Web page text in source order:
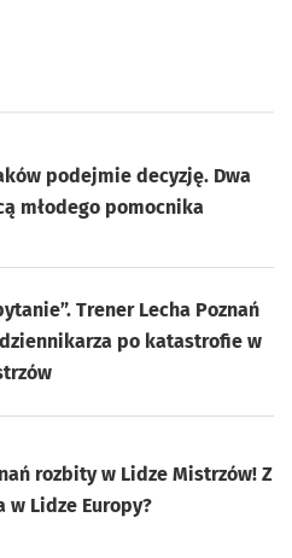
podejmie decyzję. Dwa
młodego pomocnika
Trener Lecha Poznań
po katastrofie w
rozbity w Lidze Mistrzów! Z
w Lidze Europy?